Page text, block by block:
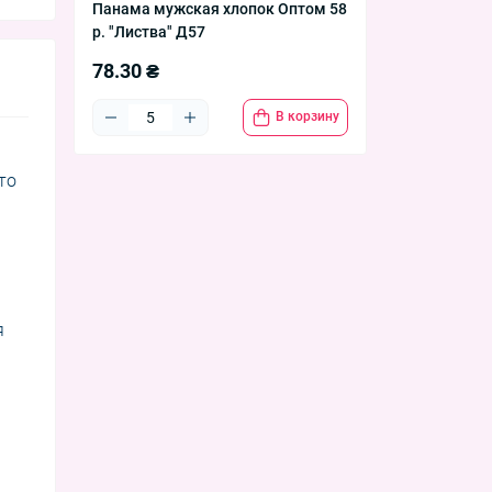
Панама мужская хлопок Оптом 58
р. "Листва" Д57
78.30 ₴
В корзину